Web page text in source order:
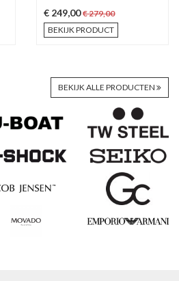
€ 249,00€ 279,00
BEKIJK PRODUCT
BEKIJK ALLE PRODUCTEN